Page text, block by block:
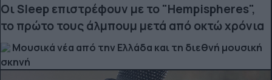
Οι Sleep επιστρέφουν με το "Hempispheres",
το πρώτο τους άλμπουμ μετά από οκτώ χρόνια
Μουσικά νέα από την Ελλάδα και τη διεθνή μουσική
σκηνή